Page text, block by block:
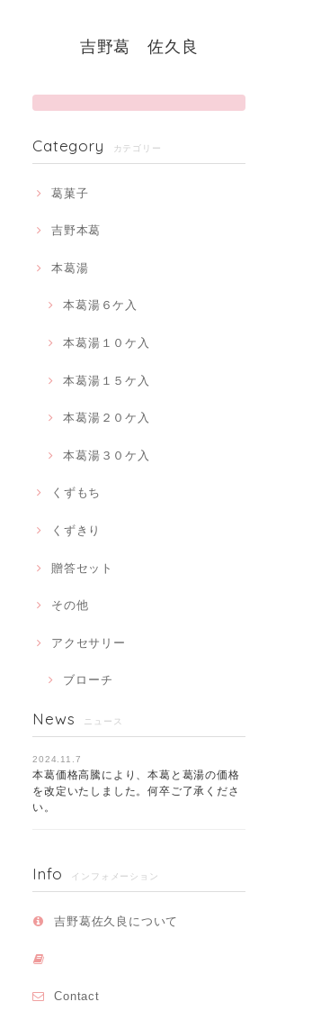
吉野葛 佐久良
Category カテゴリー
葛菓子
吉野本葛
本葛湯
本葛湯６ケ入
本葛湯１０ケ入
本葛湯１５ケ入
本葛湯２０ケ入
本葛湯３０ケ入
くずもち
くずきり
贈答セット
その他
アクセサリー
ブローチ
News ニュース
2024.11.7
本葛価格高騰により、本葛と葛湯の価格
を改定いたしました。何卒ご了承くださ
い。
Info インフォメーション
吉野葛佐久良について
Contact